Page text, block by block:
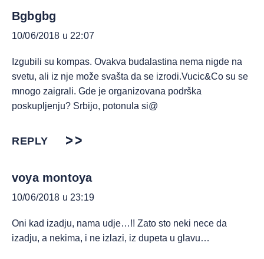
Bgbgbg
10/06/2018 u 22:07
Izgubili su kompas. Ovakva budalastina nema nigde na
svetu, ali iz nje može svašta da se izrodi.Vucic&Co su se
mnogo zaigrali. Gde je organizovana podrška
poskupljenju? Srbijo, potonula si@
REPLY
voya montoya
10/06/2018 u 23:19
Oni kad izadju, nama udje…!! Zato sto neki nece da
izadju, a nekima, i ne izlazi, iz dupeta u glavu…